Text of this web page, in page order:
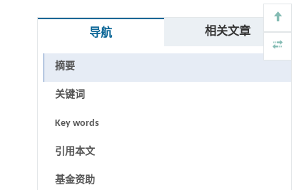
导航 相关文章
摘要
关键词
Key words
引用本文
基金资助